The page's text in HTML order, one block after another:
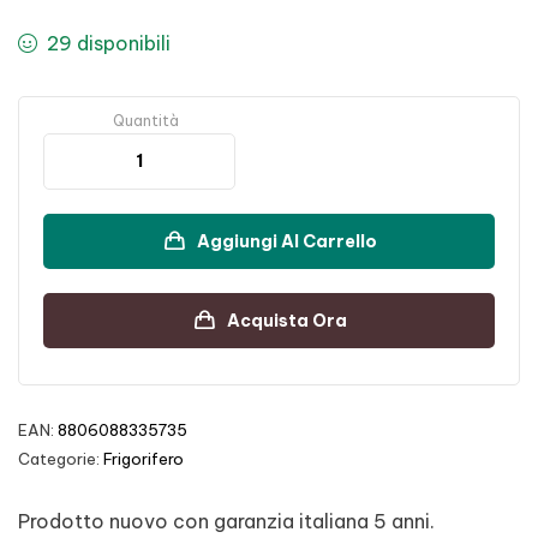
29 disponibili
Quantità
Aggiungi Al Carrello
Acquista Ora
EAN: 8806088335735
Categorie: Frigorifero
Prodotto nuovo con garanzia italiana 5 anni.